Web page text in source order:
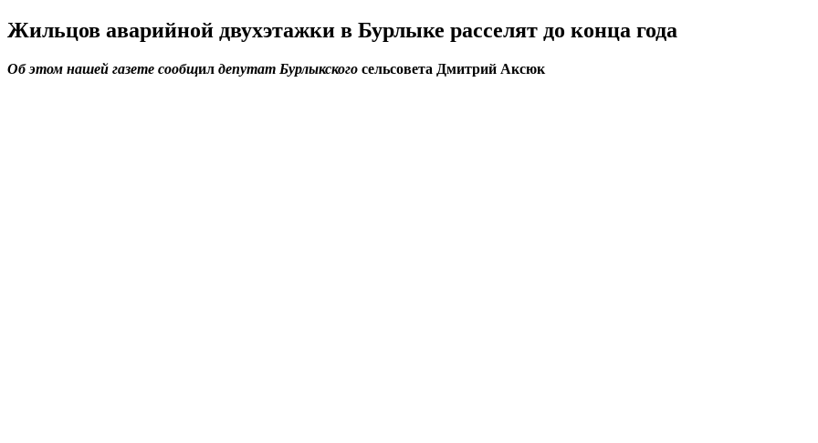
Жильцов аварийной двухэтажки в Бурлыке расселят до конца года
Об этом нашей газете сообщил депутат Бурлыкского сельсовета Дмитрий Аксюк